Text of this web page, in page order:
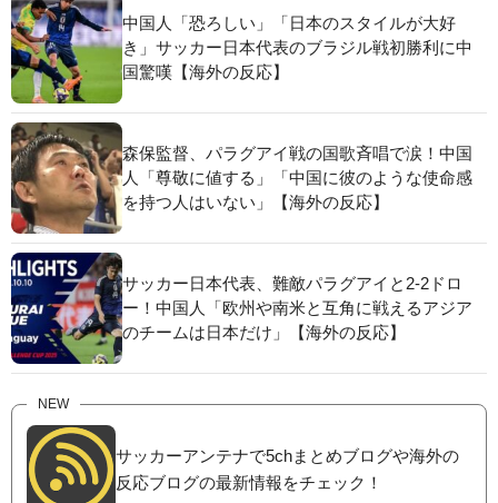
中国人「恐ろしい」「日本のスタイルが大好
き」サッカー日本代表のブラジル戦初勝利に中
国驚嘆【海外の反応】
森保監督、パラグアイ戦の国歌斉唱で涙！中国
人「尊敬に値する」「中国に彼のような使命感
を持つ人はいない」【海外の反応】
サッカー日本代表、難敵パラグアイと2-2ドロ
ー！中国人「欧州や南米と互角に戦えるアジア
のチームは日本だけ」【海外の反応】
NEW
サッカーアンテナで5chまとめブログや海外の
反応ブログの最新情報をチェック！